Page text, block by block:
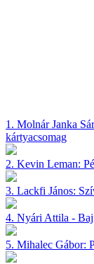
1. Molnár Janka
kártyacsomag
2. Kevin Leman:
3. Lackfi János:
4. Nyári Attila -
5. Mihalec Gábor: